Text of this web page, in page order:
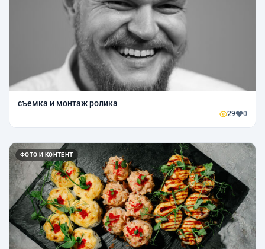
съемка и монтаж ролика
29 0
ФОТО И КОНТЕНТ